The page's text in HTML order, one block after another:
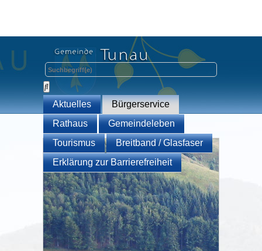
Aktuelles
Bürgerservice
Rathaus
Gemeindeleben
Tourismus
Breitband / Glasfaser
Erklärung zur Barrierefreiheit